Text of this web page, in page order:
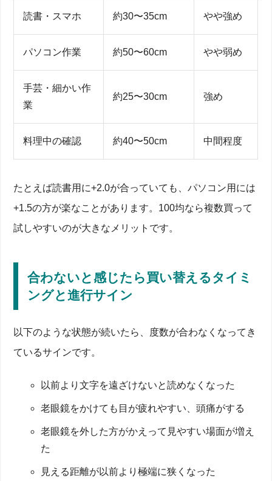
読書・スマホ 約30〜35cm やや強め
パソコン作業 約50〜60cm やや弱め
手芸・細かい作
業
約25〜30cm 強め
料理中の確認 約40〜50cm 中間程度
たとえば読書用に+2.0が合っていても、パソコン用には
+1.5の方が楽なことがあります。100均なら複数買って
試しやすいのが大きなメリットです。
合わないと感じたら買い替えるタイミ
ングと進行サイン
以下のような状態が続いたら、度数が合わなくなってき
ているサインです。
以前より文字を遠ざけないと読めなくなった
老眼鏡をかけても目が疲れやすい、頭痛がする
老眼鏡を外した方がかえって見やすい場面が増え
た
見える距離が以前より極端に狭くなった